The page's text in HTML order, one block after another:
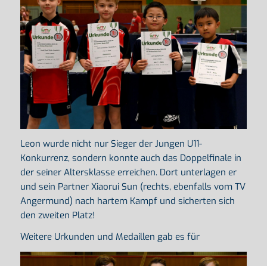
Leon wurde nicht nur Sieger der Jungen U11-
Konkurrenz, sondern konnte auch das Doppelfinale in
der seiner Altersklasse erreichen. Dort unterlagen er
und sein Partner Xiaorui Sun (rechts, ebenfalls vom TV
Angermund) nach hartem Kampf und sicherten sich
den zweiten Platz!
Weitere Urkunden und Medaillen gab es für